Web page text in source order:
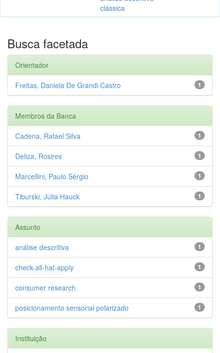
clássica
Busca facetada
Orientador
1
Freitas, Daniela De Grandi Castro
Membros da Banca
1
Cadena, Rafael Silva
1
Deliza, Rosires
1
Marcellini, Paulo Sérgio
1
Tiburski, Júlia Hauck
Assunto
1
análise descritiva
1
check-all-hat-apply
1
consumer research
1
posicionamento sensorial polarizado
Instituição